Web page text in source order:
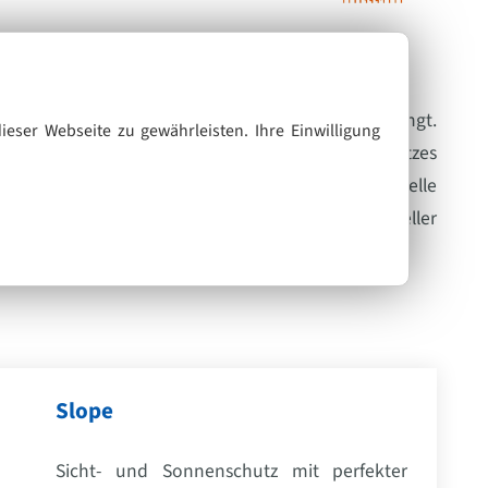
wo Glasarchitektur besondere Lösungen verlangt.
eines Arbeits- oder Bildschirmarbeitsplatzes
im Objekt- und Wohnbereich. Aktuelle
geführt. Damit ist die Erfüllung ganz spezieller
Slope
Sicht- und Sonnenschutz mit perfekter
Webseite zu gewährleisten. Ihre Einwilligung